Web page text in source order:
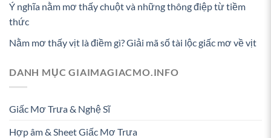
Ý nghĩa nằm mơ thấy chuột và những thông điệp từ tiềm
thức
Nằm mơ thấy vịt là điềm gì? Giải mã số tài lộc giấc mơ về vịt
DANH MỤC GIAIMAGIACMO.INFO
Giấc Mơ Trưa & Nghệ Sĩ
Hợp âm & Sheet Giấc Mơ Trưa